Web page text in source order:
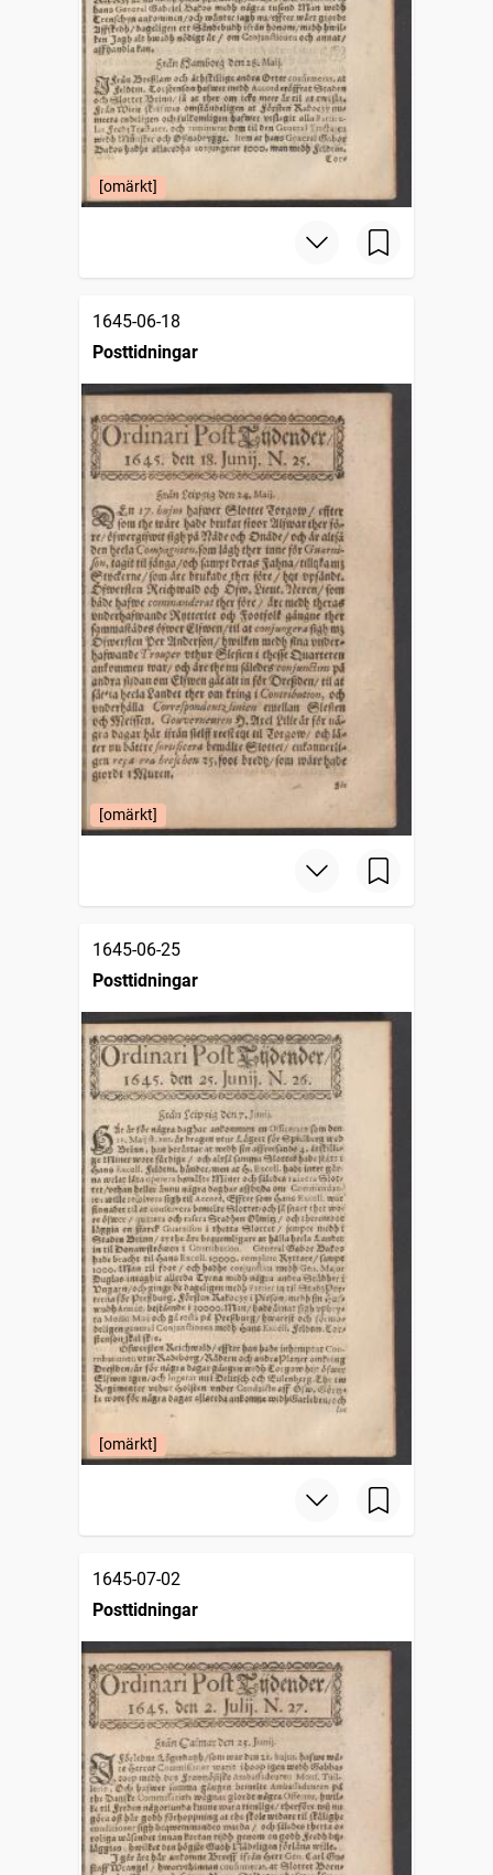
[omärkt]
1645-06-18
Posttidningar
[omärkt]
1645-06-25
Posttidningar
[omärkt]
1645-07-02
Posttidningar